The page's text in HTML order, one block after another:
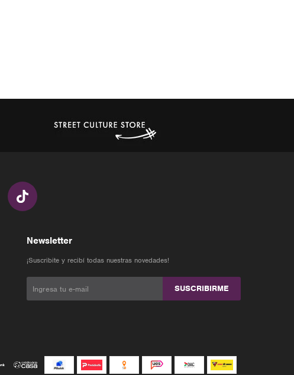
Newsletter
¡Suscribite y recibí todas nuestras novedades!
SUSCRIBIRME